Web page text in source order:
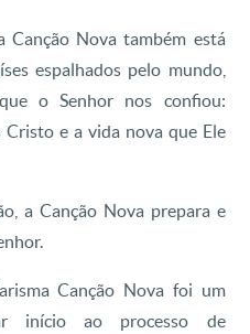
Canção Nova também está
espalhados pelo mundo,
o Senhor nos confiou:
Cristo e a vida nova que Ele
a Canção Nova prepara e
Canção Nova foi um
início ao processo de